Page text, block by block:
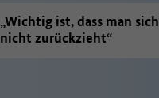
„Wichtig ist, dass man sich
nicht zurückzieht“